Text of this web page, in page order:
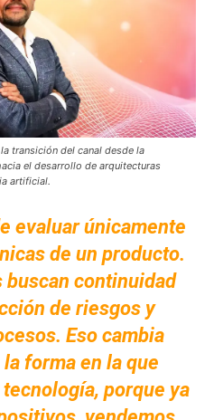
transición del canal desde la
el desarrollo de arquitecturas
artificial.
evaluar únicamente
de un producto.
buscan continuidad
de riesgos y
Eso cambia
forma en la que
porque ya